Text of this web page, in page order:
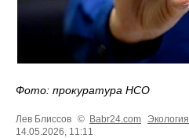
Фото: прокуратура НСО
Лев Блиссов © Babr24.com Экология
14.05.2026, 11:11